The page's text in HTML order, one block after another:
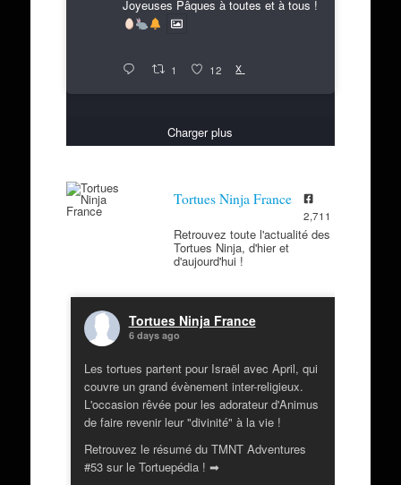
Joyeuses Pâques à toutes et à tous !
1 12 X
Charger plus
Tortues Ninja France
2,711
Retrouvez toute l'actualité des
Tortues Ninja, d'hier et
d'aujourd'hui !
Tortues Ninja France
6 days ago
Les tortues partent pour Israël avec April, qui
couvre un grand évènement inter-religieux.
L'occasion rêvée pour les adorateur d'Animus
de faire revenir leur "divinité" à la vie !
Retrouvez le résumé du TMNT Adventures
#53 sur le Tortuepédia ! ➡